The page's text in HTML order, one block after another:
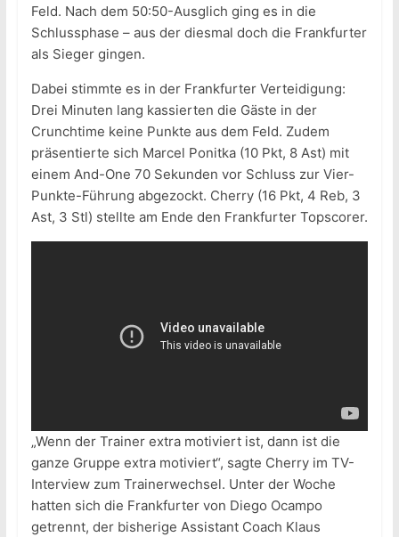
Feld. Nach dem 50:50-Ausglich ging es in die
Schlussphase – aus der diesmal doch die Frankfurter
als Sieger gingen.
Dabei stimmte es in der Frankfurter Verteidigung:
Drei Minuten lang kassierten die Gäste in der
Crunchtime keine Punkte aus dem Feld. Zudem
präsentierte sich Marcel Ponitka (10 Pkt, 8 Ast) mit
einem And-One 70 Sekunden vor Schluss zur Vier-
Punkte-Führung abgezockt. Cherry (16 Pkt, 4 Reb, 3
Ast, 3 Stl) stellte am Ende den Frankfurter Topscorer.
„Wenn der Trainer extra motiviert ist, dann ist die
ganze Gruppe extra motiviert“, sagte Cherry im TV-
Interview zum Trainerwechsel. Unter der Woche
hatten sich die Frankfurter von Diego Ocampo
getrennt, der bisherige Assistant Coach Klaus